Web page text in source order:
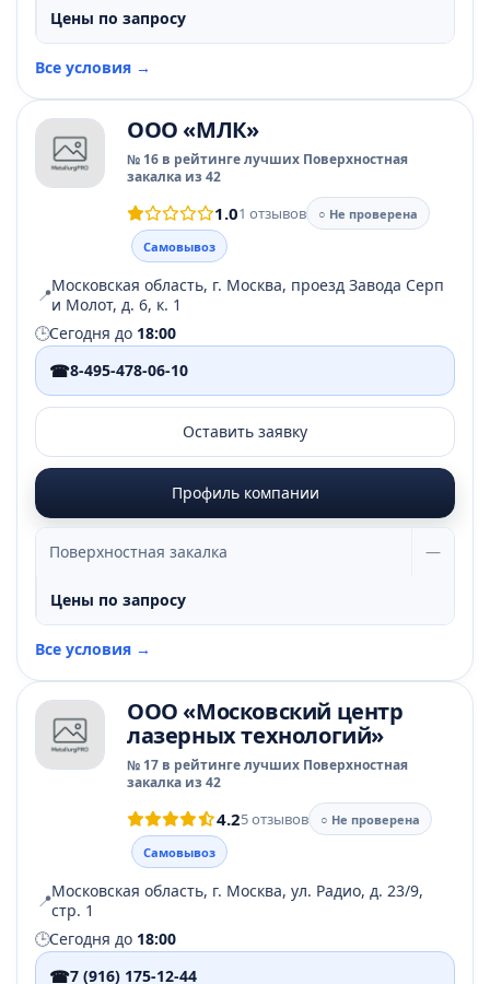
Цены по запросу
Все условия →
ООО «МЛК»
№ 16 в рейтинге лучших Поверхностная
закалка из 42
1.01 отзывов
○ Не проверена
Самовывоз
📍Московская область, г. Москва, проезд Завода Серп
и Молот, д. 6, к. 1
🕒Сегодня до 18:00
☎8-495-478-06-10
Оставить заявку
Профиль компании
Поверхностная закалка —
Цены по запросу
Все условия →
ООО «Московский центр
лазерных технологий»
№ 17 в рейтинге лучших Поверхностная
закалка из 42
4.25 отзывов
○ Не проверена
Самовывоз
📍Московская область, г. Москва, ул. Радио, д. 23/9,
стр. 1
🕒Сегодня до 18:00
☎7 (916) 175-12-44